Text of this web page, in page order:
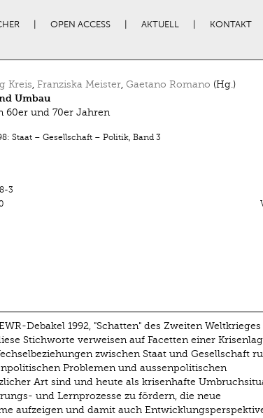
OPEN ACCESS AKTUELL KONTAKT
Kreis, Franziska Meister, Gaetano Romano (Hg.)
Umbau
60er und 70er Jahren
Staat – Gesellschaft – Politik, Band 3
3
Debakel 1992, "Schatten" des Zweiten Weltkrieges
Stichworte verweisen auf Facetten einer
zwischen Staat und Gesellschaft
Problemen und aussenpolitischen
Art sind und heute als krisenhafte
und Lernprozesse zu fördern, die neue
aufzeigen und damit auch